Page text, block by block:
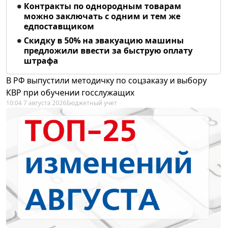
Контракты по однородным товарам
можно заключать с одним и тем же
едпоставщиком
Скидку в 50% на эвакуацию машины
предложили ввести за быструю оплату
штрафа
В РФ выпустили методичку по соцзаказу и выбору
КВР при обучении госслужащих
10:04 7 августа 2026Бюджетный учет